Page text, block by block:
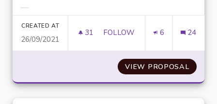
CREATED AT
26/09/2021
31 31 FOLLOWERS
FOLLOW 6 24
VIEW PROPOSALMISE